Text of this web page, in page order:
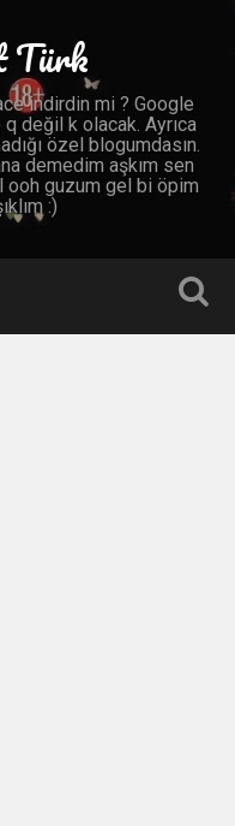
Türk
indirdin mi ? Google
değil k olacak. Ayrıca
özel blogumdasın.
demedim aşkım sen
ooh guzum gel bi öpim
:)